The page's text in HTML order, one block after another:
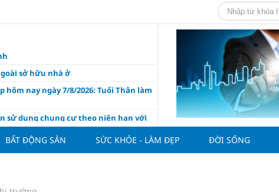
sở hữu nhà ở
hôm nay ngày 7/8/2026: Tuổi Thân làm
sử dụng chung cư theo niên hạn với
tiêu tăng trưởng 2 con số
BẤT ĐỘNG SẢN SỨC KHỎE - LÀM ĐẸP ĐỜI SỐNG